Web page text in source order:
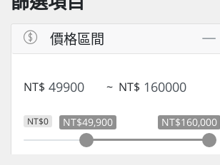
價格區間
NT$ ~ NT$
NT$0 NT$49,900 NT$160,000